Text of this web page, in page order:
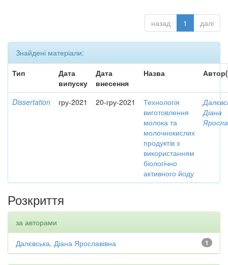
назад 1 далі
Знайдені матеріали:
Тип
Дата
випуску
Дата
внесення
Назва
Dissertation гру-2021 20-гру-2021
Технологія
виготовлення
молока та
молочнокислих
продуктів з
використанням
біологічно
активного йоду
Діана
Розкриття
за авторами
1
Далєвська, Діана Ярославівна